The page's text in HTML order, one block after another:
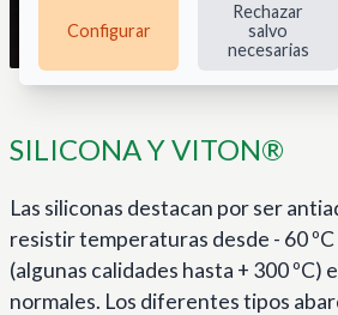
SILICONA Y VITON®
Las siliconas destacan por ser
resistir temperaturas desde - 60 ºC
(algunas calidades hasta + 300 ºC)
normales. Los diferentes tipos
Configurar
Rechazar
salvo
necesarias